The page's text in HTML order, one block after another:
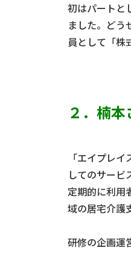
初はパートと
ました。どう
員として「株
２．楠
「エイプレ
してのサー
定期的に利用
域の居宅介護
研修の企画運